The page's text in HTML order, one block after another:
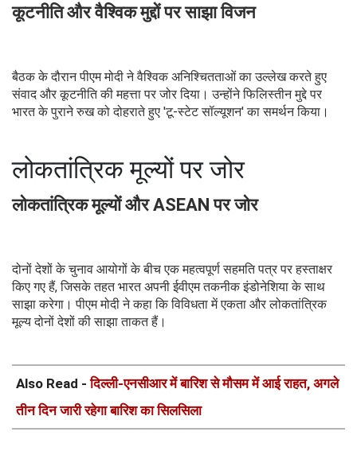
कूटनीति और वैश्विक मुद्दों पर साझा विजन
बैठक के दौरान पीएम मोदी ने वैश्विक अनिश्चितताओं का उल्लेख करते हुए
संवाद और कूटनीति की महत्ता पर जोर दिया। उन्होंने फिलिस्तीन मुद्दे पर
भारत के पुराने रुख को दोहराते हुए 'टू-स्टेट सॉल्यूशन' का समर्थन किया।
लोकतांत्रिक मूल्यों पर जोर
लोकतांत्रिक मूल्यों और ASEAN पर जोर
दोनों देशों के चुनाव आयोगों के बीच एक महत्वपूर्ण सहमति पत्र पर हस्ताक्षर
किए गए हैं, जिसके तहत भारत अपनी ईवीएम तकनीक इंडोनेशिया के साथ
साझा करेगा। पीएम मोदी ने कहा कि विविधता में एकता और लोकतांत्रिक
मूल्य दोनों देशों की साझा ताकत हैं।
Also Read -दिल्ली-एनसीआर में बारिश से मौसम में आई राहत, अगले
तीन दिन जारी रहेगा बारिश का सिलसिला